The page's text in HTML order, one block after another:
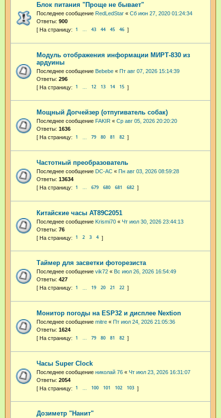
Блок питания "Проще не бывает"
Последнее сообщение RedLedStar « Сб июн 27, 2020 01:24:34
Ответы: 900
1 … 43 44 45 46
Модуль отображения информации МИРТ-830 из
ардуины
Последнее сообщение Bebebe « Пт авг 07, 2026 15:14:39
Ответы: 296
1 12 13 14 15
Мощный Догчейзер (отпугиватель собак)
Последнее сообщение FAKIR « Ср авг 05, 2026 20:20:20
Ответы: 1636
1 79 80 81 82
Частотный преобразователь
Последнее сообщение DC-AC « Пн авг 03, 2026 08:59:28
Ответы: 13634
1 … 679 680 681 682
Китайские часы AT89C2051
Последнее сообщение Krismi70 « Чт июл 30, 2026 23:44:13
Ответы: 76
1 2 3 4
Таймер для засветки фоторезиста
Последнее сообщение vik72 « Вс июл 26, 2026 16:54:49
Ответы: 427
1 19 20 21 22
Монитор погоды на ESP32 и дисплее Nextion
Последнее сообщение mitre « Пт июл 24, 2026 21:05:36
Ответы: 1624
1 … 79 80 81 82
Часы Super Clock
Последнее сообщение николай 76 « Чт июл 23, 2026 16:31:07
Ответы: 2054
1 100 101 102 103
Дозиметр "Нанит"